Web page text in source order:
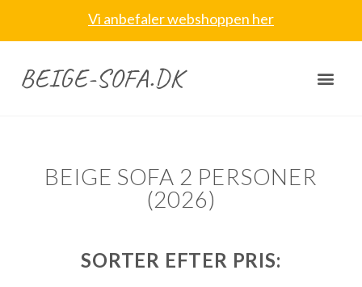
Vi anbefaler webshoppen her
BEIGE-SOFA.DK
BEIGE SOFA 2 PERSONER
(2026)
SORTER EFTER PRIS: